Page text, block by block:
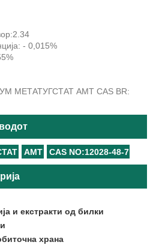
- 0,015%
МЕТАТУГСТАТ АМТ CAS BR:
АМТ CAS NO:12028-48-7
и екстракти од билки
храна